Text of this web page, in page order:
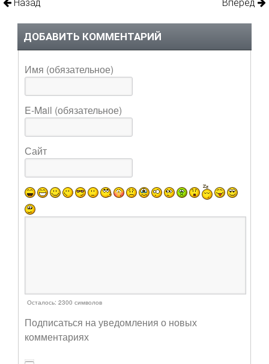
Назад Вперед
ДОБАВИТЬ КОММЕНТАРИЙ
Имя (обязательное)
E-Mail (обязательное)
Сайт
Осталось: 2300 символов
Подписаться на уведомления о новых
комментариях